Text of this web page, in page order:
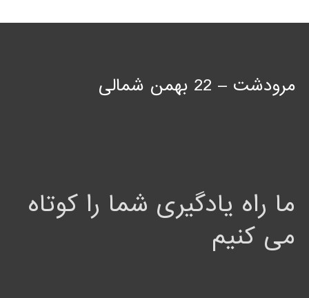
مرودشت – 22 بهمن شمالی
ما راه یادگیری شما را کوتاه
می کنیم